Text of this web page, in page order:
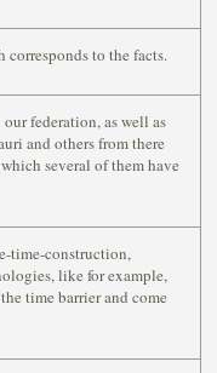
corresponds to the facts.
federation, as well as
and others from there
several of them have
time-construction,
like for example,
time barrier and come